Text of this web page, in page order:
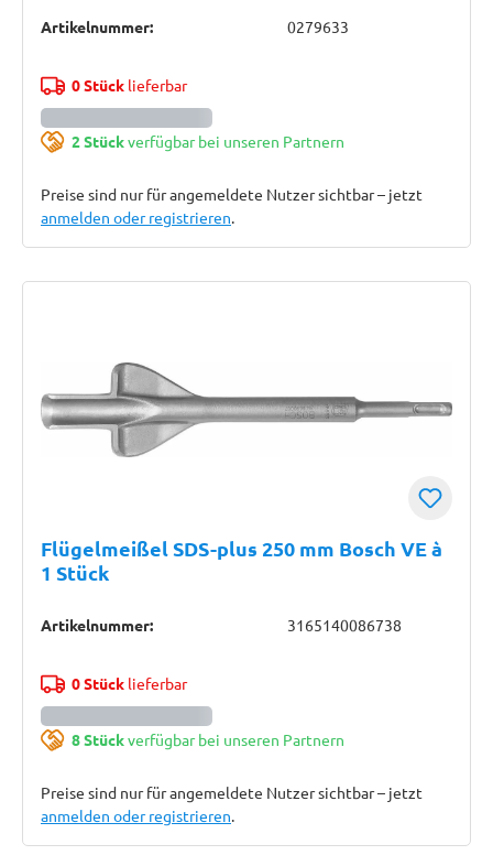
Artikelnummer: 0279633
0 Stücklieferbar
2 Stückverfügbar bei unseren Partnern
Preise sind nur für angemeldete Nutzer sichtbar – jetzt
anmelden oder registrieren.
Flügelmeißel SDS-plus 250 mm Bosch VE à
1 Stück
Artikelnummer: 3165140086738
0 Stücklieferbar
8 Stückverfügbar bei unseren Partnern
Preise sind nur für angemeldete Nutzer sichtbar – jetzt
anmelden oder registrieren.